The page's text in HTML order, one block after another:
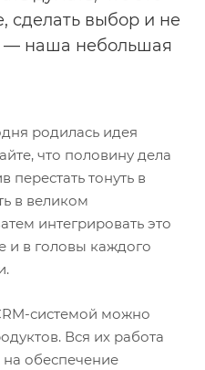
сделать выбор и не
— наша небольшая
родилась идея
что половину дела
перестать тонуть в
в великом
интегрировать это
и в головы каждого
системой можно
Вся их работа
обеспечение